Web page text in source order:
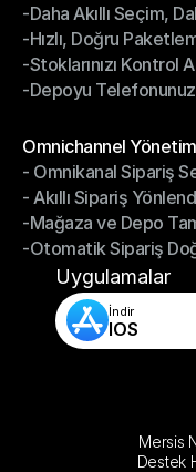
Depo Yönetimi
-Daha Akıllı Seçim,
-Daha Akıllı Seçim,
-Hızlı, Doğru
-Hızlı, Doğru
-Stoklarınızı Kontrol
-Stoklarınızı Kontrol
-Depoyu
Omnichannel
Omnichannel
- Omnikanal Sipariş
- Omnikanal Sipariş
- Akıllı Sipariş
- Akıllı Sipariş
-Mağaza ve Depo
-Mağaza ve Depo
-Otomatik Sipariş
-Otomatik Sipariş
Uygulamalar
İndir
IOS
Mersis
Destek